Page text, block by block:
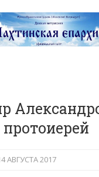
АВГУСТА 2017